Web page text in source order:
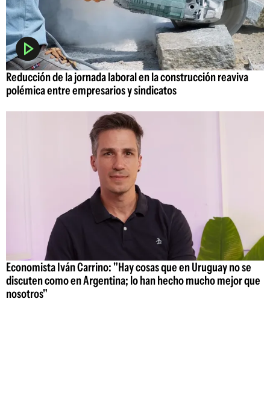
Reducción de la jornada laboral en la construcción reaviva
polémica entre empresarios y sindicatos
Economista Iván Carrino: "Hay cosas que en Uruguay no se
discuten como en Argentina; lo han hecho mucho mejor que
nosotros"